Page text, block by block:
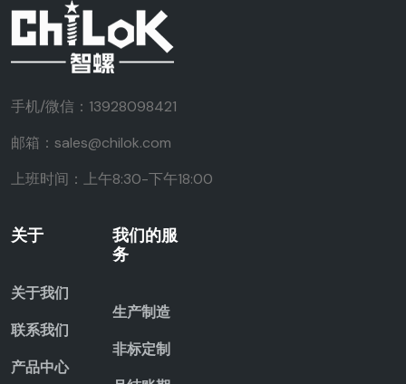
手机/微信：13928098421
邮箱：sales@chilok.com
上班时间：上午8:30-下午18:00
关于
关于我们
联系我们
产品中心
我们的服
务
生产制造
非标定制